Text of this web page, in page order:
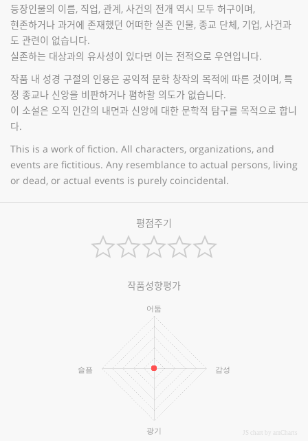
등장인물의 이름, 직업, 관계, 사건의 전개 역시 모두 허구이며,
현존하거나 과거에 존재했던 어떠한 실존 인물, 종교 단체, 기업, 사건과
도 관련이 없습니다.
실존하는 대상과의 유사성이 있다면 이는 전적으로 우연입니다.
작품 내 성경 구절의 인용은 공익적 문학 창작의 목적에 따른 것이며, 특
정 종교나 신앙을 비판하거나 폄하할 의도가 없습니다.
이 소설은 오직 인간의 내면과 신앙에 대한 문학적 탐구를 목적으로 합니
다.
This is a work of fiction. All characters, organizations, and
events are fictitious. Any resemblance to actual persons, living
or dead, or actual events is purely coincidental.
평점주기
작품성향평가
어둠
감성
광기
슬픔
JS chart by amCharts